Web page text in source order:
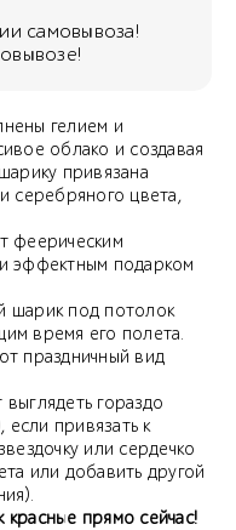
самовывоза!
гелием и
облако и создавая
привязана
серебряного цвета,
феерическим
эффектным подарком
шарик под потолок
время его полета.
праздничный вид
гораздо
если привязать к
или сердечко
или добавить другой
прямо сейчас!